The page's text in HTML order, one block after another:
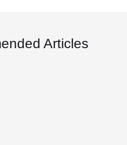
Articles